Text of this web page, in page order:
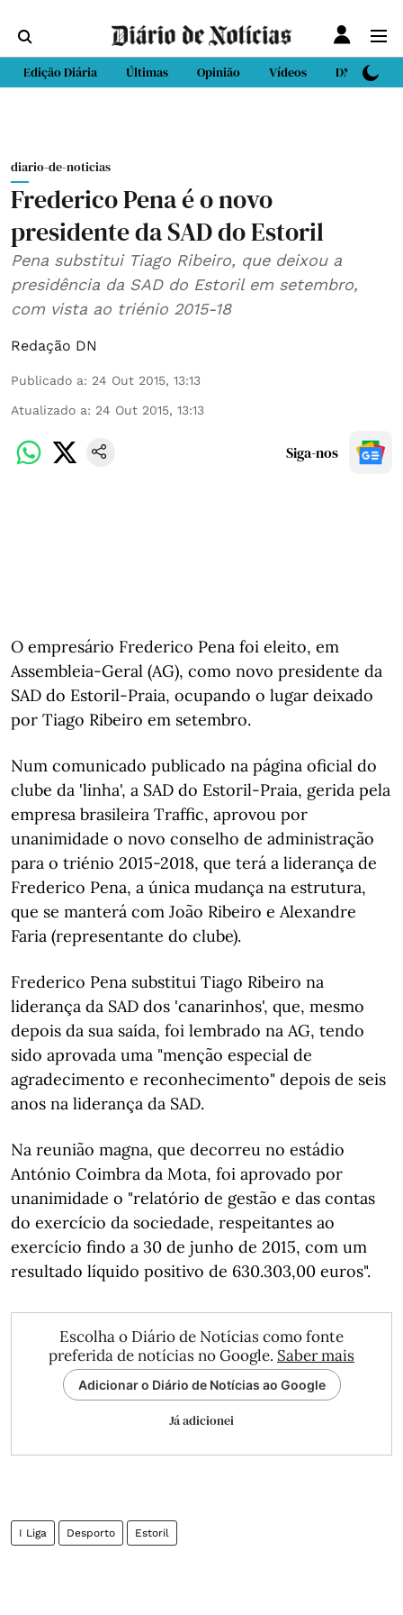
Edição Diária Últimas Opinião Vídeos DN Sport
diario-de-noticias
Frederico Pena é o novo
presidente da SAD do Estoril
Pena substitui Tiago Ribeiro, que deixou a
presidência da SAD do Estoril em setembro,
com vista ao triénio 2015-18
Redação DN
Publicado a: 24 Out 2015, 13:13
Atualizado a: 24 Out 2015, 13:13
Siga-nos
O empresário Frederico Pena foi eleito, em
Assembleia-Geral (AG), como novo presidente da
SAD do Estoril-Praia, ocupando o lugar deixado
por Tiago Ribeiro em setembro.
Num comunicado publicado na página oficial do
clube da 'linha', a SAD do Estoril-Praia, gerida pela
empresa brasileira Traffic, aprovou por
unanimidade o novo conselho de administração
para o triénio 2015-2018, que terá a liderança de
Frederico Pena, a única mudança na estrutura,
que se manterá com João Ribeiro e Alexandre
Faria (representante do clube).
Frederico Pena substitui Tiago Ribeiro na
liderança da SAD dos 'canarinhos', que, mesmo
depois da sua saída, foi lembrado na AG, tendo
sido aprovada uma "menção especial de
agradecimento e reconhecimento" depois de seis
anos na liderança da SAD.
Na reunião magna, que decorreu no estádio
António Coimbra da Mota, foi aprovado por
unanimidade o "relatório de gestão e das contas
do exercício da sociedade, respeitantes ao
exercício findo a 30 de junho de 2015, com um
resultado líquido positivo de 630.303,00 euros".
Escolha o Diário de Notícias como fonte
preferida de notícias no Google. Saber mais
Adicionar o Diário de Notícias ao Google
Já adicionei
I Liga Desporto Estoril